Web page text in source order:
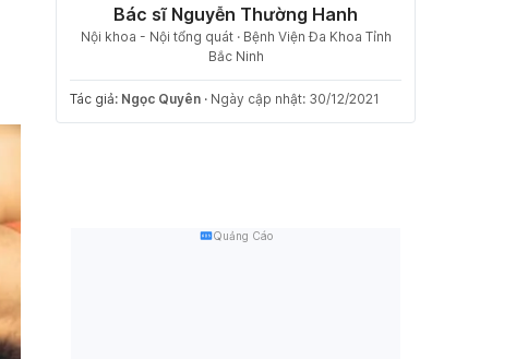
Bác sĩ Nguyễn Thường Hanh
Nội khoa - Nội tổng quát · Bệnh Viện Đa Khoa Tỉnh
Bắc Ninh
Tác giả: Ngọc Quyên · Ngày cập nhật: 30/12/2021
Quảng Cáo